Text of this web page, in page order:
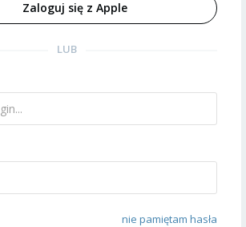
Zaloguj się z Apple
LUB
nie pamiętam hasła